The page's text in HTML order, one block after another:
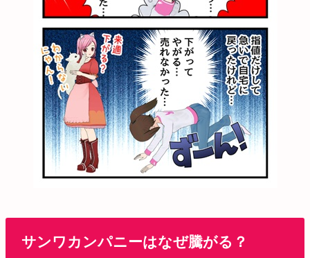
サンワカンパニーはなぜ騰がる？